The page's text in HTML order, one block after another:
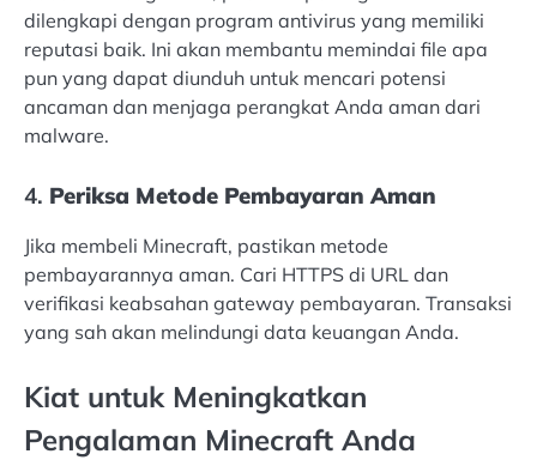
dilengkapi dengan program antivirus yang memiliki
reputasi baik. Ini akan membantu memindai file apa
pun yang dapat diunduh untuk mencari potensi
ancaman dan menjaga perangkat Anda aman dari
malware.
4. Periksa Metode Pembayaran Aman
Jika membeli Minecraft, pastikan metode
pembayarannya aman. Cari HTTPS di URL dan
verifikasi keabsahan gateway pembayaran. Transaksi
yang sah akan melindungi data keuangan Anda.
Kiat untuk Meningkatkan
Pengalaman Minecraft Anda